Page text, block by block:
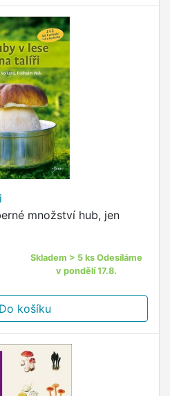
množství hub, jen
Skladem > 5 ks Odesíláme
v pondělí 17.8.
košíku